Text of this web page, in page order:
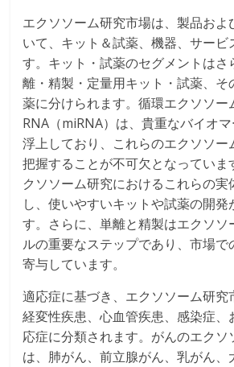
エクソソーム研究市場は、製品お
いて、キット＆試薬、機器、サービ
す。キット・試薬のセグメントはさ
離・精製・定量用キット・試薬、そ
薬に分けられます。循環エクソソー
RNA（miRNA）は、貴重なバイオ
浮上しており、これらのエクソソー
把握することが不可欠となっていま
クソソーム研究におけるこれらの実
し、使いやすいキットや試薬の開発
す。さらに、単離と精製はエクソソ
ルの重要なステップであり、市場で
寄与しています。
適応症に基づき、エクソソーム研究
経変性疾患、心血管疾患、感染症、
応症に分類されます。がんのエクソ
は、肺がん、前立腺がん、乳がん、